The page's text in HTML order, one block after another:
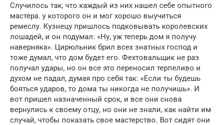
Случилось так, что каждый из них нашел себе опытного
мастера. у которого он и мог хорошо выучиться
ремеслу. Кузнецу пришлось подковывать королевских
лошадей, и он подумал: «Ну, уж теперь дом я получу
наверняка». Цирюльник брил всех знатных господ и
тоже думал, что дом будет его. Фехтовальщик не раз
получал удары, но он все это переносил терпеливо и
духом не падал, думая про себя так: «Если ты будешь
бояться ударов, то дома ты никогда не получишь». И
вот пришел назначенный срок, и все они снова
вернулись к своему отцу, но они не знали, как найти им
случай, чтобы показать свое мастерство. Вот сидят они